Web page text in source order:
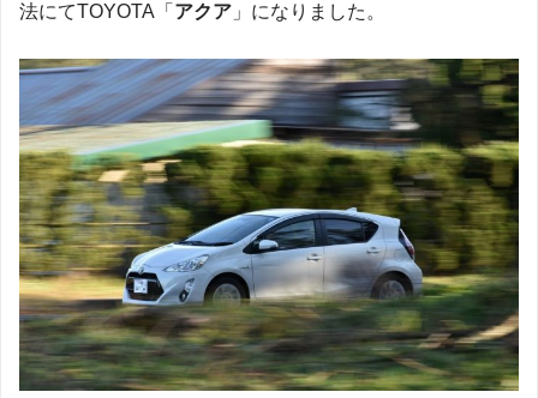
法にてTOYOTA「 アクア 」になりました。